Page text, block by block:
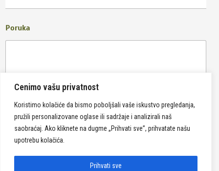
Cenimo vašu privatnost
Koristimo kolačiće da bismo poboljšali vaše iskustvo pregledanja,
pružili personalizovane oglase ili sadržaje i analizirali naš
saobraćaj. Ako kliknete na dugme „Prihvati sve”, prihvatate našu
upotrebu kolačića.
Prihvati sve
Poruka
Pošalji